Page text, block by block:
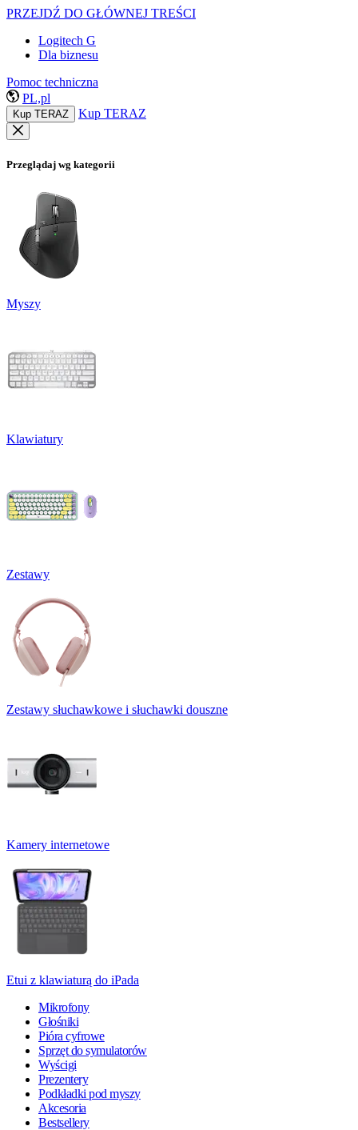
PRZEJDŹ DO GŁÓWNEJ TREŚCI
Logitech G
Dla biznesu
Pomoc techniczna
PL,pl
Kup TERAZ Kup TERAZ
Przeglądaj wg kategorii
Myszy
Klawiatury
Zestawy
Zestawy słuchawkowe i słuchawki douszne
Kamery internetowe
Etui z klawiaturą do iPada
Mikrofony
Głośniki
Pióra cyfrowe
Sprzęt do symulatorów
Wyścigi
Prezentery
Podkładki pod myszy
Akcesoria
Bestsellery